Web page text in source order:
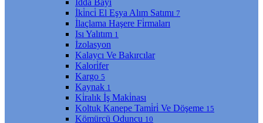
İki̇nci̇ El Eşya Alım Satımı 7
İlaçlama Haşere Fi̇rmaları
Isı Yalıtım 1
İzolasyon
Kalaycı Ve Bakırcılar
Kalori̇fer
Kargo 5
Kaynak 1
Ki̇ralık İş Maki̇nası
Koltuk Kanepe Tami̇ri̇ Ve Döşeme 15
Kömürcü Oduncu 10